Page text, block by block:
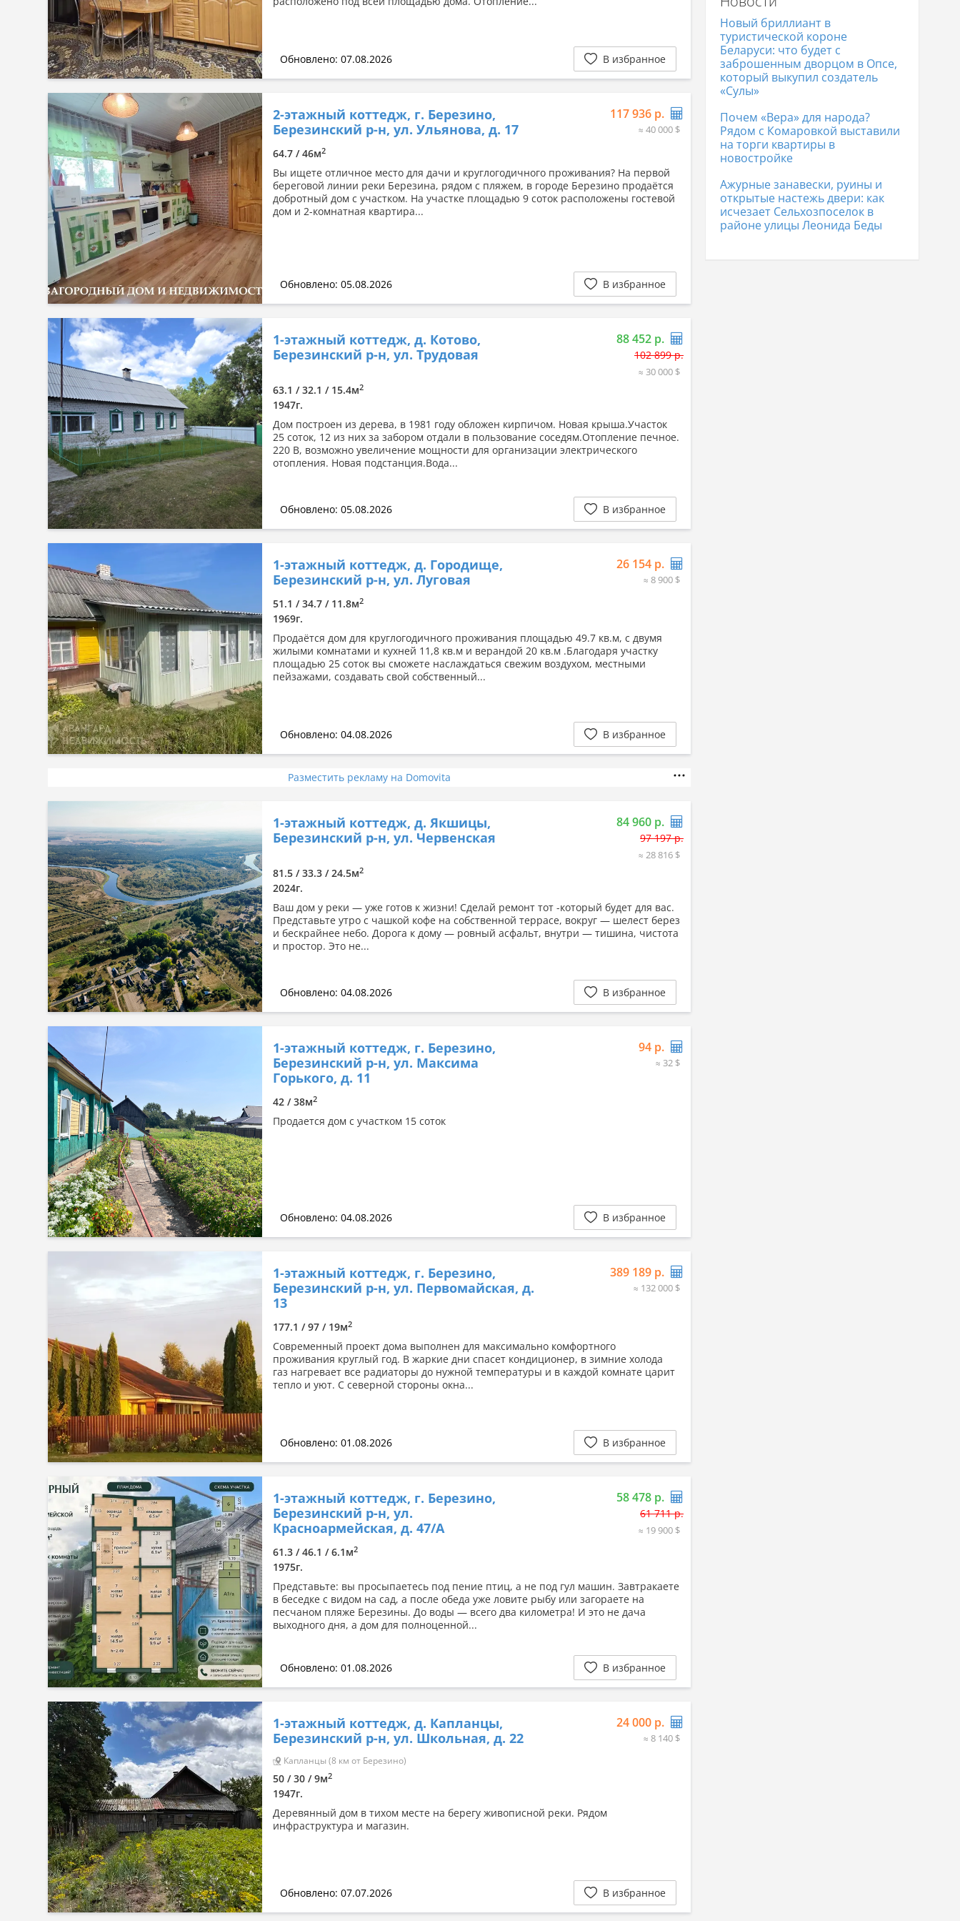
Обновлено: 07.08.2026 В избранное
2-этажный коттедж, г. Березино,
Березинский р-н, ул. Ульянова, д. 17
117 936 р.
≈ 40 000 $
64.7 / 46м2
Вы ищете отличное место для дачи и круглогодичного проживания? На первой
береговой линии реки Березина, рядом с пляжем, в городе Березино продаётся
добротный дом с участком. На участке площадью 9 соток расположены гостевой
дом и 2-комнатная квартира...
Обновлено: 05.08.2026 В избранное
1-этажный коттедж, д. Котово,
Березинский р-н, ул. Трудовая
88 452 р.
102 899 р.
≈ 30 000 $
63.1 / 32.1 / 15.4м2
1947г.
Дом построен из дерева, в 1981 году обложен кирпичом. Новая крыша.Участок
25 соток, 12 из них за забором отдали в пользование соседям.Отопление печное.
220 В, возможно увеличение мощности для организации электрического
отопления. Новая подстанция.Вода...
Обновлено: 05.08.2026 В избранное
1-этажный коттедж, д. Городище,
Березинский р-н, ул. Луговая
26 154 р.
≈ 8 900 $
51.1 / 34.7 / 11.8м2
1969г.
Продаётся дом для круглогодичного проживания площадью 49.7 кв.м, с двумя
жилыми комнатами и кухней 11,8 кв.м и верандой 20 кв.м .Благодаря участку
площадью 25 соток вы сможете наслаждаться свежим воздухом, местными
пейзажами, создавать свой собственный...
Обновлено: 04.08.2026 В избранное
Разместить рекламу на Domovita
1-этажный коттедж, д. Якшицы,
Березинский р-н, ул. Червенская
84 960 р.
97 197 р.
≈ 28 816 $
81.5 / 33.3 / 24.5м2
2024г.
Ваш дом у реки — уже готов к жизни! Сделай ремонт тот -который будет для вас.
Представьте утро с чашкой кофе на собственной террасе, вокруг — шелест берез
и бескрайнее небо. Дорога к дому — ровный асфальт, внутри — тишина, чистота
и простор. Это не...
Обновлено: 04.08.2026 В избранное
1-этажный коттедж, г. Березино,
Березинский р-н, ул. Максима
Горького, д. 11
94 р.
≈ 32 $
42 / 38м2
Продается дом с участком 15 соток
Обновлено: 04.08.2026 В избранное
1-этажный коттедж, г. Березино,
Березинский р-н, ул. Первомайская, д.
13
389 189 р.
≈ 132 000 $
177.1 / 97 / 19м2
Современный проект дома выполнен для максимально комфортного
проживания круглый год. В жаркие дни спасет кондиционер, в зимние холода
газ нагревает все радиаторы до нужной температуры и в каждой комнате царит
тепло и уют. С северной стороны окна...
Обновлено: 01.08.2026 В избранное
1-этажный коттедж, г. Березино,
Березинский р-н, ул.
Красноармейская, д. 47/А
58 478 р.
61 711 р.
≈ 19 900 $
61.3 / 46.1 / 6.1м2
1975г.
Представьте: вы просыпаетесь под пение птиц, а не под гул машин. Завтракаете
в беседке с видом на сад, а после обеда уже ловите рыбу или загораете на
песчаном пляже Березины. До воды — всего два километра! И это не дача
выходного дня, а дом для полноценной...
Обновлено: 01.08.2026 В избранное
1-этажный коттедж, д. Капланцы,
Березинский р-н, ул. Школьная, д. 22
Капланцы (8 км от Березино)
24 000 р.
≈ 8 140 $
50 / 30 / 9м2
1947г.
Деревянный дом в тихом месте на берегу живописной реки. Рядом
инфраструктура и магазин.
Обновлено: 07.07.2026 В избранное
Коттеджи в Полоцке
Коттеджи в Гродно
Коттеджи в Лиде
Новый бриллиант в
туристической короне
Беларуси: что будет с
заброшенным дворцом в Опсе,
который выкупил создатель
«Сулы»
Почем «Вера» для народа?
Рядом с Комаровкой выставили
на торги квартиры в
новостройке
Ажурные занавески, руины и
открытые настежь двери: как
исчезает Сельхозпоселок в
районе улицы Леонида Беды